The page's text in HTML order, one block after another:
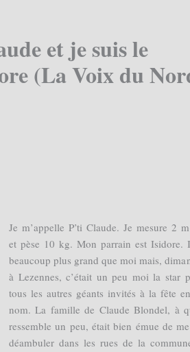
et je suis le
(La Voix du
Je m’appelle P’ti Claude. Je mesure 2
et pèse 10 kg. Mon parrain est Isidore.
beaucoup plus grand que moi mais,
à Lezennes, c’était un peu moi la star
tous les autres géants invités à la fête
nom. La famille de Claude Blondel, à
ressemble un peu, était bien émue de
déambuler dans les rues de la